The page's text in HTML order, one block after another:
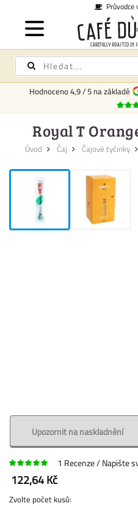
Průvodce
Hodnoceno4,9/5 na základě
Royal T
Úvod Čaj Čajové tyčinky
Upozornit na naskladnění
1 Recenze Napište
122,64 Kč
Zvolte počet kusů: